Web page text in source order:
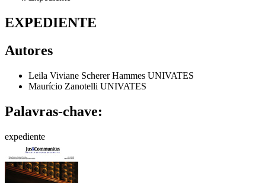
EXPEDIENTE
Autores
Leila Viviane Scherer Hammes UNIVATES
Maurício Zanotelli UNIVATES
Palavras-chave:
expediente